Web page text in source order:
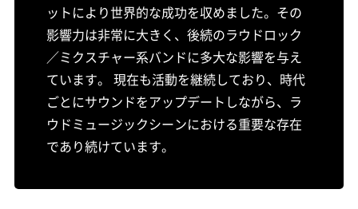
ットにより世界的な成功を収めました。その
影響力は非常に大きく、後続のラウドロック
／ミクスチャー系バンドに多大な影響を与え
ています。 現在も活動を継続しており、時代
ごとにサウンドをアップデートしながら、ラ
ウドミュージックシーンにおける重要な存在
であり続けています。